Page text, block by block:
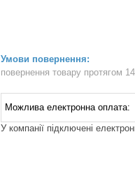
повернення товару протягом 14
У компанії підключені